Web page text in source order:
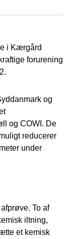
i Kærgård
forurening
og
og COWI. De
reducerer
under
To af
iltning,
et kemisk